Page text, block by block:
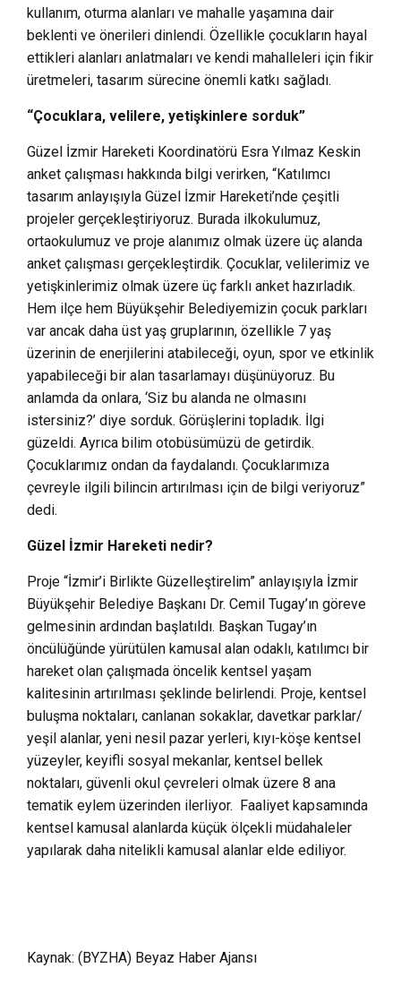
kullanım, oturma alanları ve mahalle yaşamına dair
beklenti ve önerileri dinlendi. Özellikle çocukların hayal
ettikleri alanları anlatmaları ve kendi mahalleleri için fikir
üretmeleri, tasarım sürecine önemli katkı sağladı.
“Çocuklara, velilere, yetişkinlere sorduk”
Güzel İzmir Hareketi Koordinatörü Esra Yılmaz Keskin
anket çalışması hakkında bilgi verirken, “Katılımcı
tasarım anlayışıyla Güzel İzmir Hareketi’nde çeşitli
projeler gerçekleştiriyoruz. Burada ilkokulumuz,
ortaokulumuz ve proje alanımız olmak üzere üç alanda
anket çalışması gerçekleştirdik. Çocuklar, velilerimiz ve
yetişkinlerimiz olmak üzere üç farklı anket hazırladık.
Hem ilçe hem Büyükşehir Belediyemizin çocuk parkları
var ancak daha üst yaş gruplarının, özellikle 7 yaş
üzerinin de enerjilerini atabileceği, oyun, spor ve etkinlik
yapabileceği bir alan tasarlamayı düşünüyoruz. Bu
anlamda da onlara, ‘Siz bu alanda ne olmasını
istersiniz?’ diye sorduk. Görüşlerini topladık. İlgi
güzeldi. Ayrıca bilim otobüsümüzü de getirdik.
Çocuklarımız ondan da faydalandı. Çocuklarımıza
çevreyle ilgili bilincin artırılması için de bilgi veriyoruz”
dedi.
Güzel İzmir Hareketi nedir?
Proje “İzmir’i Birlikte Güzelleştirelim” anlayışıyla İzmir
Büyükşehir Belediye Başkanı Dr. Cemil Tugay’ın göreve
gelmesinin ardından başlatıldı. Başkan Tugay’ın
öncülüğünde yürütülen kamusal alan odaklı, katılımcı bir
hareket olan çalışmada öncelik kentsel yaşam
kalitesinin artırılması şeklinde belirlendi. Proje, kentsel
buluşma noktaları, canlanan sokaklar, davetkar parklar/
yeşil alanlar, yeni nesil pazar yerleri, kıyı-köşe kentsel
yüzeyler, keyifli sosyal mekanlar, kentsel bellek
noktaları, güvenli okul çevreleri olmak üzere 8 ana
tematik eylem üzerinden ilerliyor. Faaliyet kapsamında
kentsel kamusal alanlarda küçük ölçekli müdahaleler
yapılarak daha nitelikli kamusal alanlar elde ediliyor.
Kaynak: (BYZHA) Beyaz Haber Ajansı